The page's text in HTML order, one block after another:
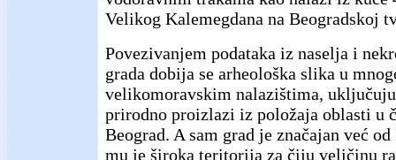
Velikog Kalemegdana na Beogradskoj
Povezivanjem podataka iz naselja i
grada dobija se arheološka slika u
velikomoravskim nalazištima,
prirodno proizlazi iz položaja oblasti u
Beograd. A sam grad je značajan već
mu je široka teritorija za čiju veličinu